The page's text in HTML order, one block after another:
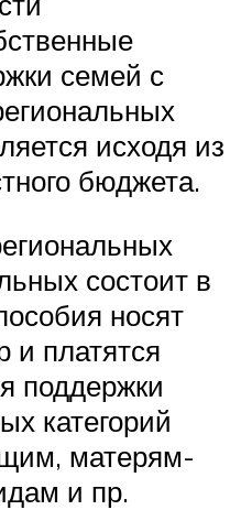
семей с
исходя из
бюджета.
состоит в
носят
и платятся
поддержки
категорий
матерям-
и пр.